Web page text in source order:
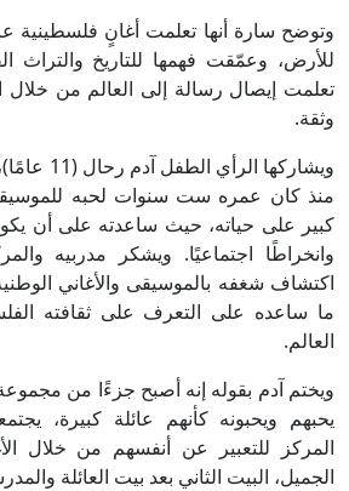
وتوضح سارة أنها تعلمت أغانٍ فلسطينية
للأرض، وعمّقت فهمها للتاريخ والتراث
تعلمت إيصال رسالة إلى العالم من خلال
وثقة.
ويشاركها
منذ كان عمره ست سنوات لحبه
كبير على حياته، حيث ساعدته على أن
وانخراطًا اجتماعيًا. ويشكر مدربيه
اكتشاف شغفه بالموسيقى والأغاني الوطنية
ما ساعده على التعرف على ثقافته
العالم.
ويختم آدم بقوله إنه أصبح جزءًا من
يحبهم ويحبونه كأنهم عائلة كبيرة،
المركز للتعبير عن أنفسهم من خلال
الجميل، البيت الثاني بعد بيت العائلة